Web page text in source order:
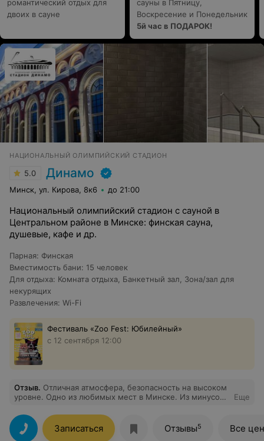
романтический отдых для
двоих в сауне
сауны в Пятницу,
Воскресение и Понедельник
5й час в ПОДАРОК!
НАЦИОНАЛЬНЫЙ ОЛИМПИЙСКИЙ СТАДИОН
5.0 Динамо
Минск, ул. Кирова, 8к6 до 21:00
Национальный олимпийский стадион с сауной в
Центральном районе в Минске: финская сауна,
душевые, кафе и др.
Парная: Финская
Вместимость бани: 15 человек
Для отдыха: Комната отдыха Банкетный зал
Зона/зал для
некурящих
Развлечения: Wi-Fi
Фестиваль «Zoo Fest: Юбилейный»
с 12 сентября 12:00
Отзыв. Отличная атмосфера, безопасность на высоком
уровне. Одно из любимых мест в Минске. Из минусов
посетить стадион на просмотры чемпионатов на
больших экранах.
Еще
Записаться Отзывы5 Все